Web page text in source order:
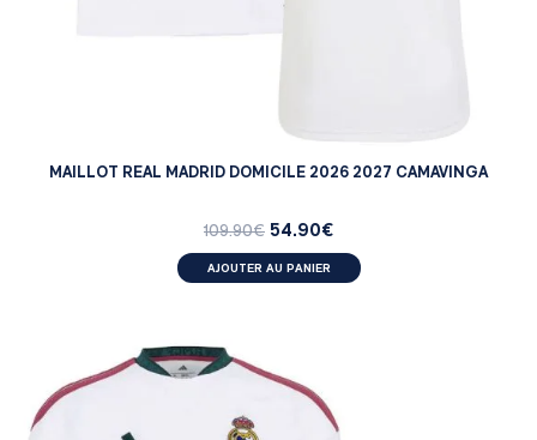
MAILLOT REAL MADRID DOMICILE 2026 2027 CAMAVINGA
109.90€ 54.90€
AJOUTER AU PANIER